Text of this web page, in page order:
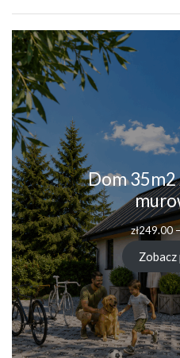
Dom 35m2
zł249.00–